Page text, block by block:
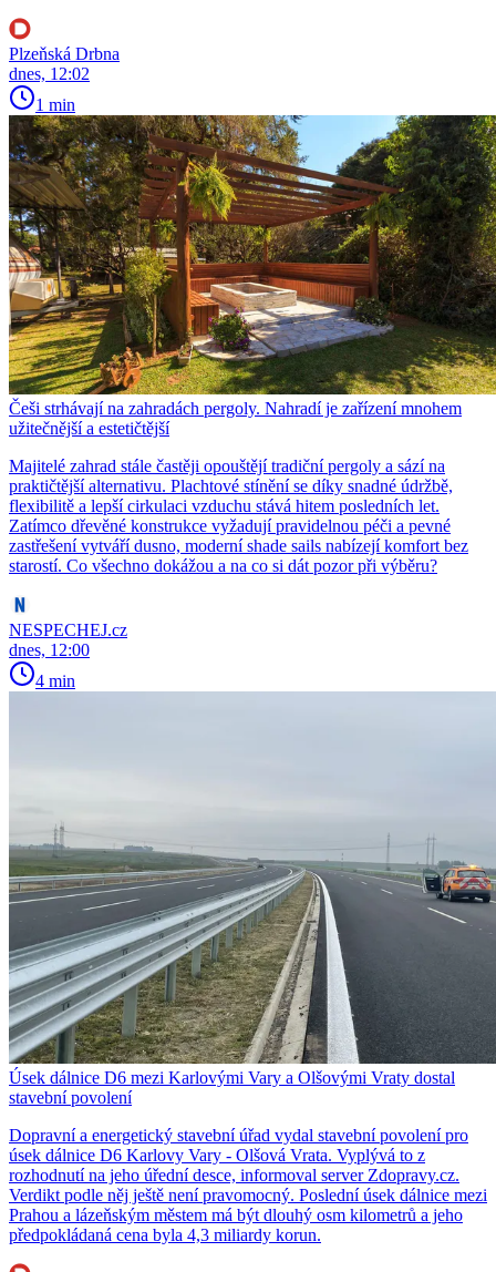
Plzeňská Drbna
dnes, 12:02
1 min
Češi strhávají na zahradách pergoly. Nahradí je zařízení mnohem
užitečnější a estetičtější
Majitelé zahrad stále častěji opouštějí tradiční pergoly a sází na
praktičtější alternativu. Plachtové stínění se díky snadné údržbě,
flexibilitě a lepší cirkulaci vzduchu stává hitem posledních let.
Zatímco dřevěné konstrukce vyžadují pravidelnou péči a pevné
zastřešení vytváří dusno, moderní shade sails nabízejí komfort bez
starostí. Co všechno dokážou a na co si dát pozor při výběru?
NESPECHEJ.cz
dnes, 12:00
4 min
Úsek dálnice D6 mezi Karlovými Vary a Olšovými Vraty dostal
stavební povolení
Dopravní a energetický stavební úřad vydal stavební povolení pro
úsek dálnice D6 Karlovy Vary - Olšová Vrata. Vyplývá to z
rozhodnutí na jeho úřední desce, informoval server Zdopravy.cz.
Verdikt podle něj ještě není pravomocný. Poslední úsek dálnice mezi
Prahou a lázeňským městem má být dlouhý osm kilometrů a jeho
předpokládaná cena byla 4,3 miliardy korun.